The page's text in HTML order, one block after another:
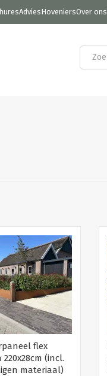
AdviesHoveniersOver ons
flex
220x28cm (incl.
materiaal)